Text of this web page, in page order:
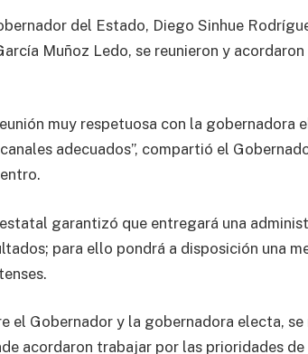
del Estado, Diego Sinhue
Muñoz Ledo, se reunieron y
muy respetuosa con la gobernadora
adecuados”, compartió el
garantizó que entregará una
para ello pondrá a disposición una
el Gobernador y la gobernadora electa,
acordaron trabajar por las prioridades de